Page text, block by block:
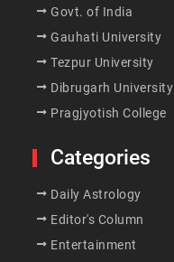
Govt. of India
Gauhati University
Tezpur University
Dibrugarh University
Pragjyotish College
Categories
Daily Astrology
Editor's Column
Entertainment